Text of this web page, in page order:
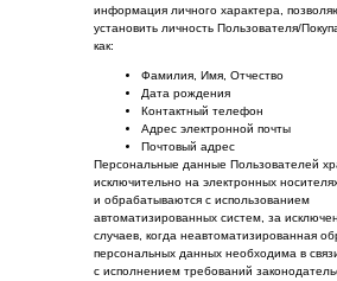
информация личного характера,
установить личность Пользователя/
как:
Фамилия, Имя, Отчество
Дата рождения
Контактный телефон
Адрес электронной почты
Почтовый адрес
Персональные данные Пользователей
исключительно на электронных
и обрабатываются с использованием
автоматизированных систем, за
случаев, когда неавтоматизированная
персональных данных необходима в
с исполнением требований